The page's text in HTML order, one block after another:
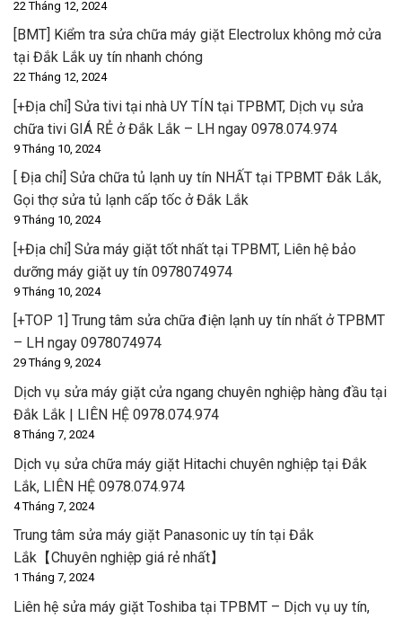
22 Tháng 12, 2024
[BMT] Kiểm tra sửa chữa máy giặt Electrolux không mở cửa
tại Đắk Lắk uy tín nhanh chóng
22 Tháng 12, 2024
[+Địa chỉ] Sửa tivi tại nhà UY TÍN tại TPBMT, Dịch vụ sửa
chữa tivi GIÁ RẺ ở Đắk Lắk – LH ngay 0978.074.974
9 Tháng 10, 2024
[ Địa chỉ] Sửa chữa tủ lạnh uy tín NHẤT tại TPBMT Đắk Lắk,
Gọi thợ sửa tủ lạnh cấp tốc ở Đắk Lắk
9 Tháng 10, 2024
[+Địa chỉ] Sửa máy giặt tốt nhất tại TPBMT, Liên hệ bảo
dưỡng máy giặt uy tín 0978074974
9 Tháng 10, 2024
[+TOP 1] Trung tâm sửa chữa điện lạnh uy tín nhất ở TPBMT
– LH ngay 0978074974
29 Tháng 9, 2024
Dịch vụ sửa máy giặt cửa ngang chuyên nghiệp hàng đầu tại
Đắk Lắk | LIÊN HỆ 0978.074.974
8 Tháng 7, 2024
Dịch vụ sửa chữa máy giặt Hitachi chuyên nghiệp tại Đắk
Lắk, LIÊN HỆ 0978.074.974
4 Tháng 7, 2024
Trung tâm sửa máy giặt Panasonic uy tín tại Đắk
Lắk【Chuyên nghiệp giá rẻ nhất】
1 Tháng 7, 2024
Liên hệ sửa máy giặt Toshiba tại TPBMT – Dịch vụ uy tín,